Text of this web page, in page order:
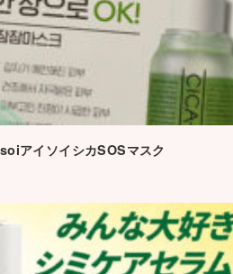
アイソイシカSOSマスク